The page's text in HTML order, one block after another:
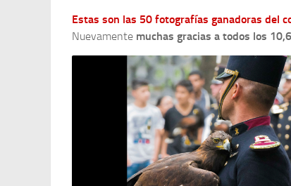
Estas son las 50 fotografías ganadoras del
Nuevamente muchas gracias a todos los